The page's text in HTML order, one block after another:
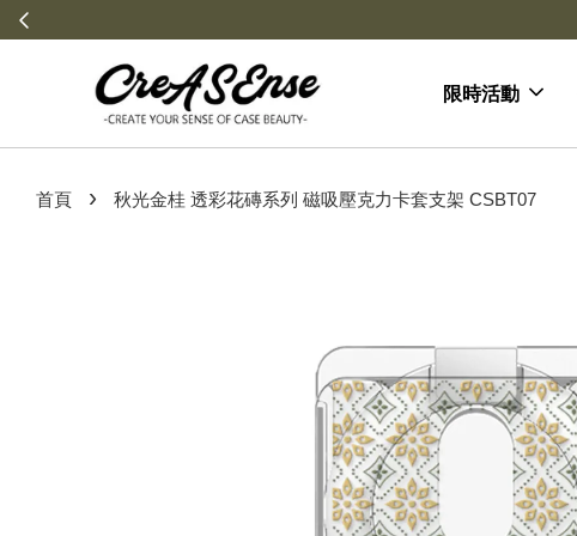
限時活動
首頁 › 秋光金桂 透彩花磚系列 磁吸壓克力卡套支架 CSBT07